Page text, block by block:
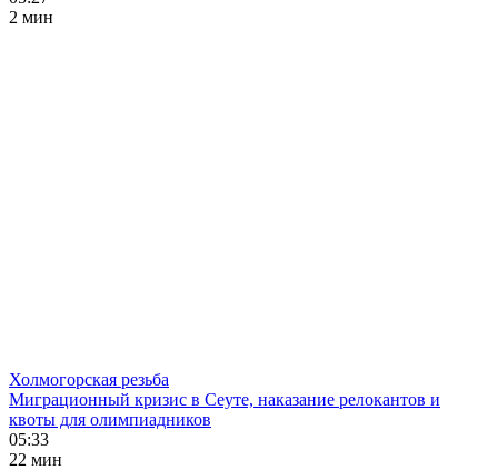
2 мин
Холмогорская резьба
Миграционный кризис в Сеуте, наказание релокантов и
квоты для олимпиадников
05:33
22 мин